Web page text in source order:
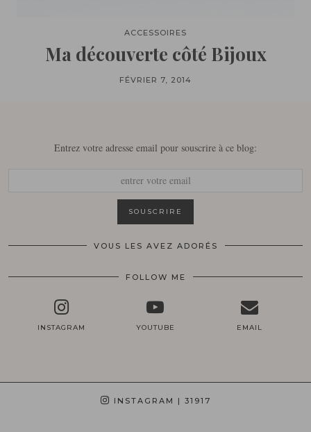
ACCESSOIRES
Ma découverte côté Bijoux
FÉVRIER 7, 2014
Entrez votre adresse email pour souscrire à ce blog:
VOUS LES AVEZ ADORÉS
FOLLOW ME
INSTAGRAM YOUTUBE EMAIL
INSTAGRAM | 31917